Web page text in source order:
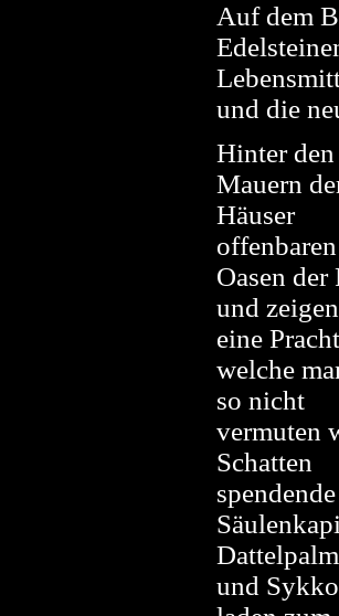
Auf dem
und die
Hinter
Mauern
Häuser
Oasen der
und
eine
welche
so nicht
vermuten
Schatten
spendende
und